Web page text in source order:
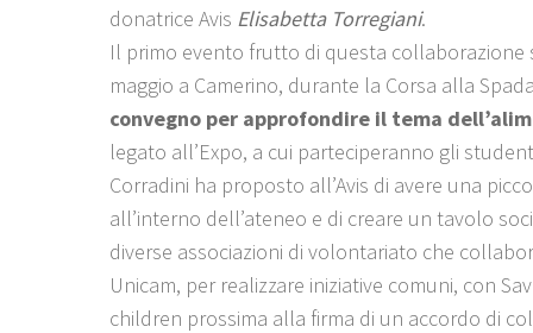
donatrice Avis Elisabetta Torregiani.
Il primo evento frutto di questa collaborazione
maggio a Camerino, durante la Corsa alla
convegno per approfondire il tema
legato all’Expo, a cui parteciperanno gli
Corradini ha proposto all’Avis di avere una
all’interno dell’ateneo e di creare un tavolo
diverse associazioni di volontariato che
Unicam, per realizzare iniziative comuni, con
children prossima alla firma di un accordo di